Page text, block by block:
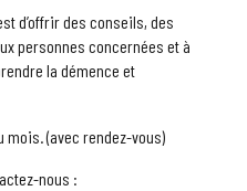
d’offrir des conseils, des
personnes concernées et à
la démence et
(avec rendez-vous)
nous :